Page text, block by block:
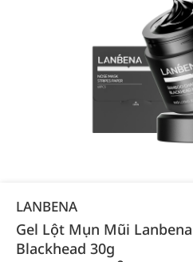
LANBENA
Gel Lột Mụn Mũi
Blackhead 30g